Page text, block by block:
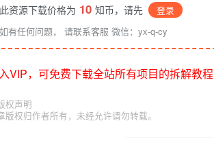
此资源下载价格为 10 知币，请先
登录
如有任何问题， 请联系客服 微信：yx-q-cy
VIP，可免费下载全站所有项目的拆解教程
权声明
版权归作者所有，未经允许请勿转载。